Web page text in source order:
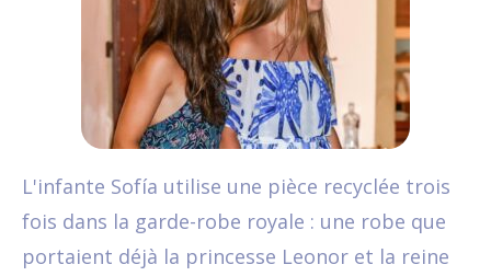
L'infante Sofía utilise une pièce recyclée trois
fois dans la garde-robe royale : une robe que
portaient déjà la princesse Leonor et la reine